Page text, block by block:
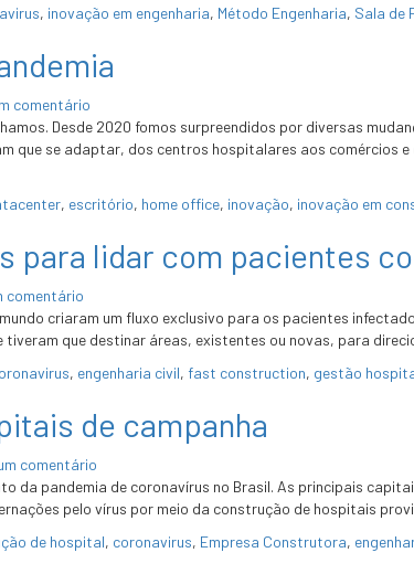
, inovação em engenharia, Método Engenharia, Sala de
comentário
Desde 2020 fomos surpreendidos por diversas
que se adaptar, dos centros hospitalares aos
, escritório, home office, inovação, inovação em
lidar com pacientes
comentário
criaram um fluxo exclusivo para os pacientes
que destinar áreas, existentes ou novas, para
, engenharia civil, fast construction, gestão
de campanha
comentário
da pandemia de coronavírus no Brasil. As principais
pelo vírus por meio da construção de hospitais
de hospital, coronavirus, Empresa Construtora,